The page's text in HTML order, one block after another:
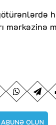
mərkəzinə